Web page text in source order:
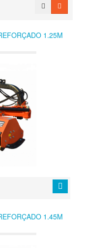
1.25M
1.45M